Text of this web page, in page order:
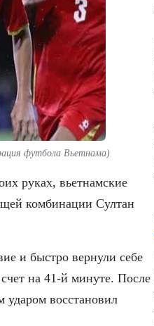
футбола Вьетнама)
руках, вьетнамские
комбинации Султан
и быстро вернули себе
на 41-й минуте. После
восстановил